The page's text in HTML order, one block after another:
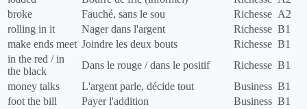
broke
Fauché, sans le sou Richesse A2
rolling in it
Nager dans l'argent Richesse B1
make ends meet Joindre les deux bouts Richesse B1
in the red / in
the black
Dans le rouge / dans le positif Richesse B1
money talks
L'argent parle, décide tout Business B1
foot the bill
Payer l'addition Business B1